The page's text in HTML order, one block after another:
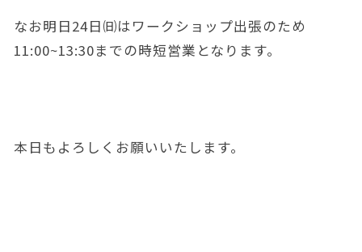
なお明日24日㈰はワークショップ出張のため
11:00~13:30までの時短営業となります。
本日もよろしくお願いいたします。